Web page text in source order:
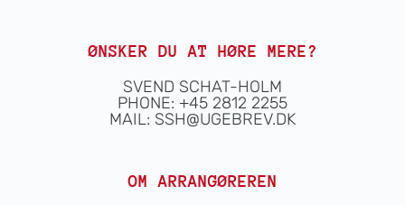
ØNSKER DU AT HØRE MERE?
SVEND SCHAT-HOLM
PHONE: +45 2812 2255
MAIL: SSH@UGEBREV.DK
OM ARRANGØREREN